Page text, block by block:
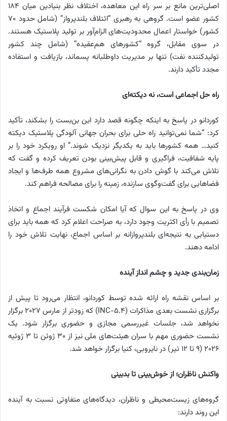
اصلی‌ترین مانع بر سر راه این معاهده، اختلاف نظر بنیادین میان ۱۸۴
کشور عضو است. گروهی به رهبری “ائتلاف بلندپرواز” (شامل حدود ۷۰
کشور) خواستار اعمال محدودیت‌های الزام‌آور بر تولید پلاستیک هستند.
در سوی مقابل، گروه “کشورهای هم‌عقیده” (شامل چند کشور
تولیدکننده نفت) تنها بر مدیریت داوطلبانه پسماند، بازیافت و استفاده
مجدد تأکید دارند.
راه حل اجماعی است، نه دیکته‌ای
کوردانو در پاسخ به اینکه چگونه قصد دارد این بن‌بست را بشکند، تأکید
کرد: “شما نمی‌توانید راه حلی برای بحران جهانی آلودگی پلاستیک دیکته
کنید… همه کشورها باید به یکدیگر نزدیک شوند.” او رویکرد خود را بر
پایه شفافیت، فراگیری و قابل پیش‌بینی بودن تعریف کرده و گفت که
تلاش می‌کند با گوش دادن به نگرانی‌های مشروع همه طرف‌ها و ایجاد
فضاهایی برای گفت‌وگوی سازنده، زمینه را برای مصالحه فراهم کند.
وی در پاسخ به این سوال که آیا امکان شکست فرآیند اجماع و اتخاذ
تصمیم با رأی اکثریت وجود دارد، به صراحت اعلام کرد که همه باید برای
دستیابی به نتیجه‌ای بلندپروازانه بر اساس اجماع، نهایت تلاش خود را
ادامه دهند.
زمان‌بندی جدید و چشم انداز آینده
بر اساس نقشه راه ارائه شده توسط کوردانو، انتظار می‌رود تا پیش از
برگزاری نشست بعدی مذاکرات (INC-5.4) که زودتر از مارس ۲۰۲۷ برگزار
نخواهد شد، جلسات غیررسمی مجازی و حضوری برگزار شود. یک
نشست حضوری مهم با سران هیئت‌های ملی نیز از ۳۰ ژوئن تا ۳ ژوئیه
۲۰۲۶ (۹ تا ۱۲ تیر) در نایروبی، کنیا برگزار خواهد شد.
واکنش ناظران؛ از خوش‌بینی تا بدبینی
گروه‌های زیست‌محیطی و ناظران، دیدگاه‌های متفاوتی نسبت به آینده
این روند دارند: